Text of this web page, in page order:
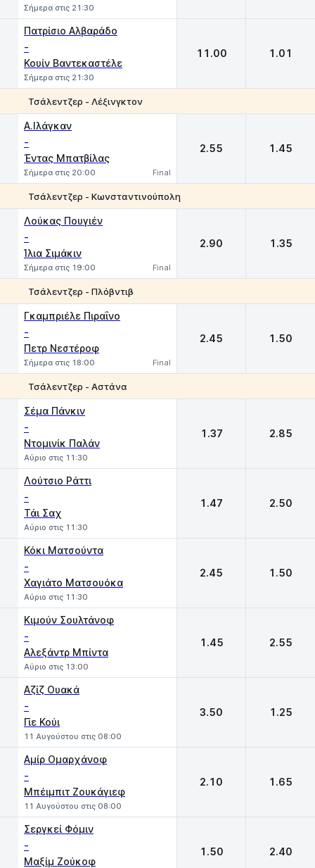
Σήμερα στις 21:30
Πατρίσιο Αλβαράδο
-
Κουίν Βαντεκαστέλε
Σήμερα στις 21:30
11.00 1.01
Τσάλεντζερ - Λέξινγκτον
Α.Ιλάγκαν
-
Έντας Μπατβίλας
Σήμερα στις 20:00 Final
2.55 1.45
Τσάλεντζερ - Κωνσταντινούπολη
Λούκας Πουγιέν
-
Ίλια Σιμάκιν
Σήμερα στις 19:00 Final
2.90 1.35
Τσάλεντζερ - Πλόβντιβ
Γκαμπριέλε Πιραΐνο
-
Πετρ Νεστέροφ
Σήμερα στις 18:00 Final
2.45 1.50
Τσάλεντζερ - Αστάνα
Σέμα Πάνκιν
-
Ντομινίκ Παλάν
Αύριο στις 11:30
1.37 2.85
Λούτσιο Ράττι
-
Τάι Σαχ
Αύριο στις 11:30
1.47 2.50
Κόκι Ματσούντα
-
Χαγιάτο Ματσουόκα
Αύριο στις 11:30
2.45 1.50
Κιμούν Σουλτάνοφ
-
Αλεξάντρ Μπίντα
Αύριο στις 13:00
1.45 2.55
Αζίζ Ουακά
-
Γίε Κούι
11 Αυγούστου στις 08:00
3.50 1.25
Αμίρ Ομαρχάνοφ
-
Μπέιμπιτ Ζουκάγιεφ
11 Αυγούστου στις 08:00
2.10 1.65
Σεργκεί Φόμιν
-
Μαξίμ Ζούκοφ
1.50 2.40